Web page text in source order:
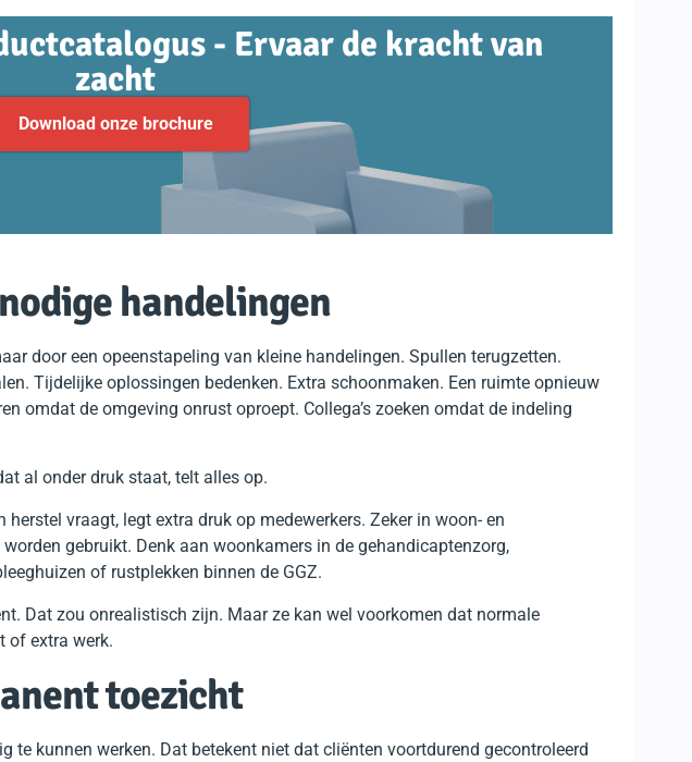
- Ervaar de kracht van
zacht
Download onze brochure
handelingen
door een opeenstapeling van kleine handelingen. Spullen terugzetten.
Tijdelijke oplossingen bedenken. Extra schoonmaken. Een ruimte opnieuw
omdat de omgeving onrust oproept. Collega’s zoeken omdat de indeling
al onder druk staat, telt alles op.
vraagt, legt extra druk op medewerkers. Zeker in woon- en
gebruikt. Denk aan woonkamers in de gehandicaptenzorg,
of rustplekken binnen de GGZ.
Dat zou onrealistisch zijn. Maar ze kan wel voorkomen dat normale
of extra werk.
toezicht
te kunnen werken. Dat betekent niet dat cliënten voortdurend gecontroleerd